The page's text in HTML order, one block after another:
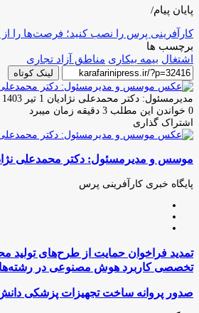
پایان پیام/
کارآفرینی پرس را نصب کنید؛ فرصت‌ها را
برچسب ها
اشتغال بیمه بیکاری مناطق آزاد تجاری
لینک کوتاه
مدیرمسئول: دکتر محمدعلی نژادیان ارسال
ایمیل
1 تیر 1403 19:47
0 خواندن این مطلب 3 دقیقه زمان میبرد
اشتراک گذاری
فیس
توئیتر
لینکدین
واتس
تلگرام
اشتراک
از
ایمیل
چاپ
موسس و مدیرمسئول: دکتر محمدعلی
پایگاه خبری کارآفرینی پرس
تمدید
فراخوان
حمایت
طرح‌های
تمدید فراخوان حمایت از طرح‌های تولید
تخصصی کاربرد هوش مصنوعی در
صدور
صدور پروانه ساخت تجهیزات پزشکی